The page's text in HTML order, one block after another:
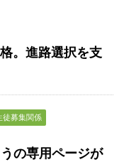
。進路選択を支
徒募集関係
の専用ページが